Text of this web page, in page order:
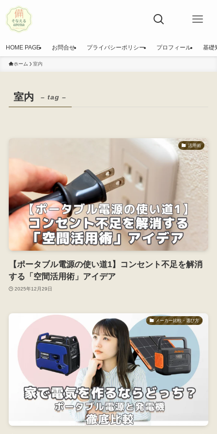
HOME PAGE お問合せ プライバシーポリシー プロフィール 基礎
ホーム 室内
室内 – tag –
活用術
【ポータブル電源の使い道1】コンセント不足を解消
する「空間活用術」アイデア
2025年12月29日
メーカー比較・選び方